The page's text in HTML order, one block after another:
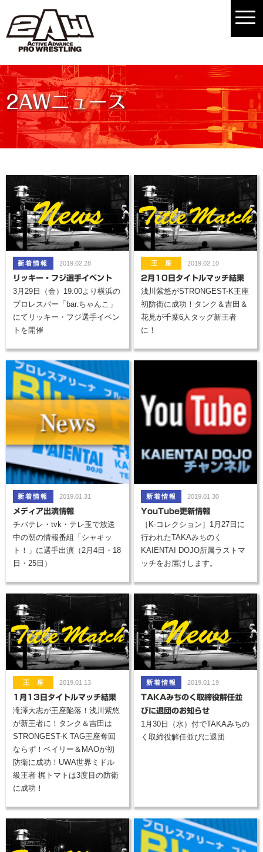
2AWニュース
2019.02.28
リッキー・フジ選手イベント
3月29日（金）19:00より横浜の
プロレスバー「bar.ちゃんこ」
にてリッキー・フジ選手イベン
トを開催
2019.02.10
2月10日タイトルマッチ結果
浅川紫悠がSTRONGEST-K王座
初防衛に成功！タンク＆吉田＆
花見が千葉6人タッグ新王者
に！
2019.01.31
メディア出演情報
チバテレ・tvk・テレ玉で放送
中の朝の情報番組「シャキッ
ト！」に選手出演（2月4日・18
日・25日）
2019.01.30
YouTube更新情報
［K-コレクション］1月27日に
行われたTAKAみちのく
KAIENTAI DOJO所属ラストマ
ッチをお届けします。
2019.01.13
1月13日タイトルマッチ結果
滝澤大志が王座陥落！浅川紫悠
が新王者に！タンク＆吉田は
STRONGEST-K TAG王座奪回
ならず！ベイリー＆MAOが初
防衛に成功！UWA世界ミドル
級王者 梶トマトは3度目の防衛
に成功！
2019.01.19
TAKAみちのく取締役解任並
びに退団のお知らせ
1月30日（水）付でTAKAみちの
く取締役解任並びに退団